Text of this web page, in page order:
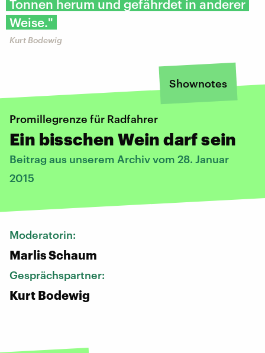
Tonnen herum und gefährdet in anderer
Weise."
Kurt Bodewig
Shownotes
Promillegrenze für Radfahrer
Ein bisschen Wein darf sein
Beitrag aus unserem Archiv vom 28. Januar
2015
Moderatorin:
Marlis Schaum
Gesprächspartner:
Kurt Bodewig